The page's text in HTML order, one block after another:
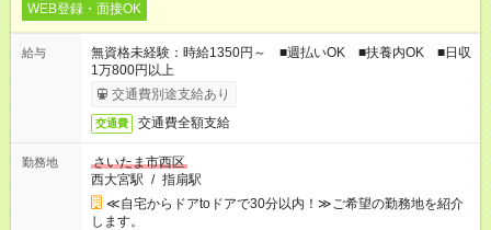
WEB登録・面接OK
給与
無資格未経験：時給1350円～ ■週払いOK ■扶養内OK ■日収
1万800円以上
交通費別途支給あり
交通費 交通費全額支給
勤務地
さいたま市西区
西大宮駅 / 指扇駅
≪自宅からドアtoドアで30分以内！≫ご希望の勤務地を紹介
します。